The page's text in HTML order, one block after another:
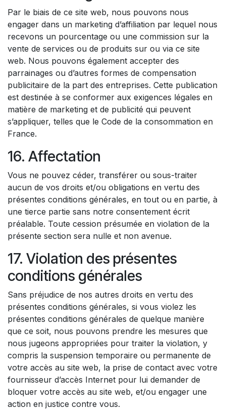
Par le biais de ce site web, nous pouvons nous
engager dans un marketing d’affiliation par lequel nous
recevons un pourcentage ou une commission sur la
vente de services ou de produits sur ou via ce site
web. Nous pouvons également accepter des
parrainages ou d’autres formes de compensation
publicitaire de la part des entreprises. Cette publication
est destinée à se conformer aux exigences légales en
matière de marketing et de publicité qui peuvent
s’appliquer, telles que le Code de la consommation en
France.
16. Affectation
Vous ne pouvez céder, transférer ou sous-traiter
aucun de vos droits et/ou obligations en vertu des
présentes conditions générales, en tout ou en partie, à
une tierce partie sans notre consentement écrit
préalable. Toute cession présumée en violation de la
présente section sera nulle et non avenue.
17. Violation des présentes
conditions générales
Sans préjudice de nos autres droits en vertu des
présentes conditions générales, si vous violez les
présentes conditions générales de quelque manière
que ce soit, nous pouvons prendre les mesures que
nous jugeons appropriées pour traiter la violation, y
compris la suspension temporaire ou permanente de
votre accès au site web, la prise de contact avec votre
fournisseur d’accès Internet pour lui demander de
bloquer votre accès au site web, et/ou engager une
action en justice contre vous.